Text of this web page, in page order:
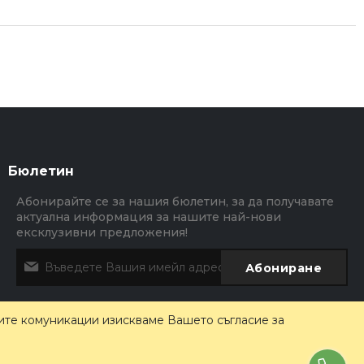
комуникации изискваме Вашето съгласие за
Бюлетин
Абонирайте се за нашия бюлетин, за да получавате
актуална информация за нашите най-нови
ексклузивни предложения!
Абониране